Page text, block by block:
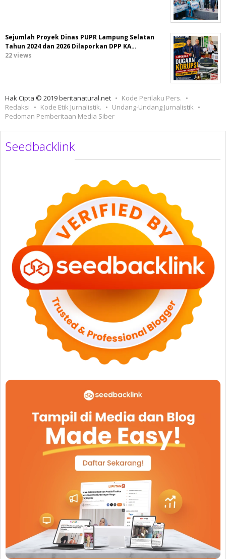
Sejumlah Proyek Dinas PUPR Lampung Selatan
Tahun 2024 dan 2026 Dilaporkan DPP KA…
22 views
Hak Cipta © 2019 beritanatural.net
Kode Perilaku Pers.
Redaksi
Kode Etik Jurnalistik.
Undang-Undang Jurnalistik
Pedoman Pemberitaan Media Siber
Seedbacklink